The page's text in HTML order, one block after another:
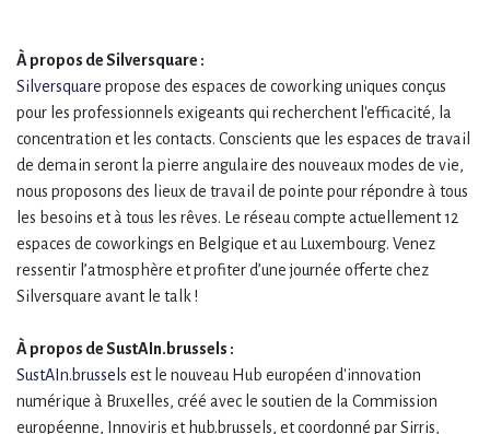
À propos de Silversquare :
Silversquare propose des espaces de coworking uniques conçus
pour les professionnels exigeants qui recherchent l'efficacité, la
concentration et les contacts. Conscients que les espaces de travail
de demain seront la pierre angulaire des nouveaux modes de vie,
nous proposons des lieux de travail de pointe pour répondre à tous
les besoins et à tous les rêves. Le réseau compte actuellement 12
espaces de coworkings en Belgique et au Luxembourg. Venez
ressentir l’atmosphère et profiter d’une journée offerte chez
Silversquare avant le talk !
À propos de SustAIn.brussels :
SustAIn.brussels est le nouveau Hub européen d'innovation
numérique à Bruxelles, créé avec le soutien de la Commission
européenne, Innoviris et hub.brussels, et coordonné par Sirris,